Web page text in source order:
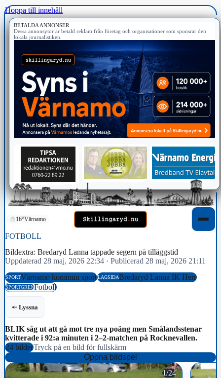
Hoppa till innehåll
BETALDA ANNONSER
Dessa annonsytor är betald reklam från företag och organisationer som sponsrar den
lokala journalistiken.
16°Värnamo
FOTBOLL
Bildextra: Bredaryd Lanna tappade segern på tilläggstid
Uppdaterad 28 maj, 2026 22:34 · Publicerad 28 maj, 2026 21:11
SPORTVärnamo kommun sportLAGSIDABredaryd Lanna IK Herr
SPORTGRENFotboll
Lyssna
BLIK såg ut att gå mot tre nya poäng men Smålandsstenar
kvitterade i 92:a minuten i 2–2-matchen på Rocknevallen.
24 bilderTryck på en bild för fullskärm
Öppna bildspel
1/24